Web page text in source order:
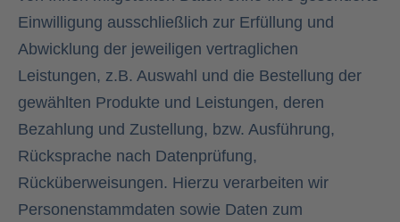
Einwilligung ausschließlich zur Erfüllung und
Abwicklung der jeweiligen vertraglichen
Leistungen, z.B. Auswahl und die Bestellung der
gewählten Produkte und Leistungen, deren
Bezahlung und Zustellung, bzw. Ausführung,
Rücksprache nach Datenprüfung,
Rücküberweisungen. Hierzu verarbeiten wir
Personenstammdaten sowie Daten zum